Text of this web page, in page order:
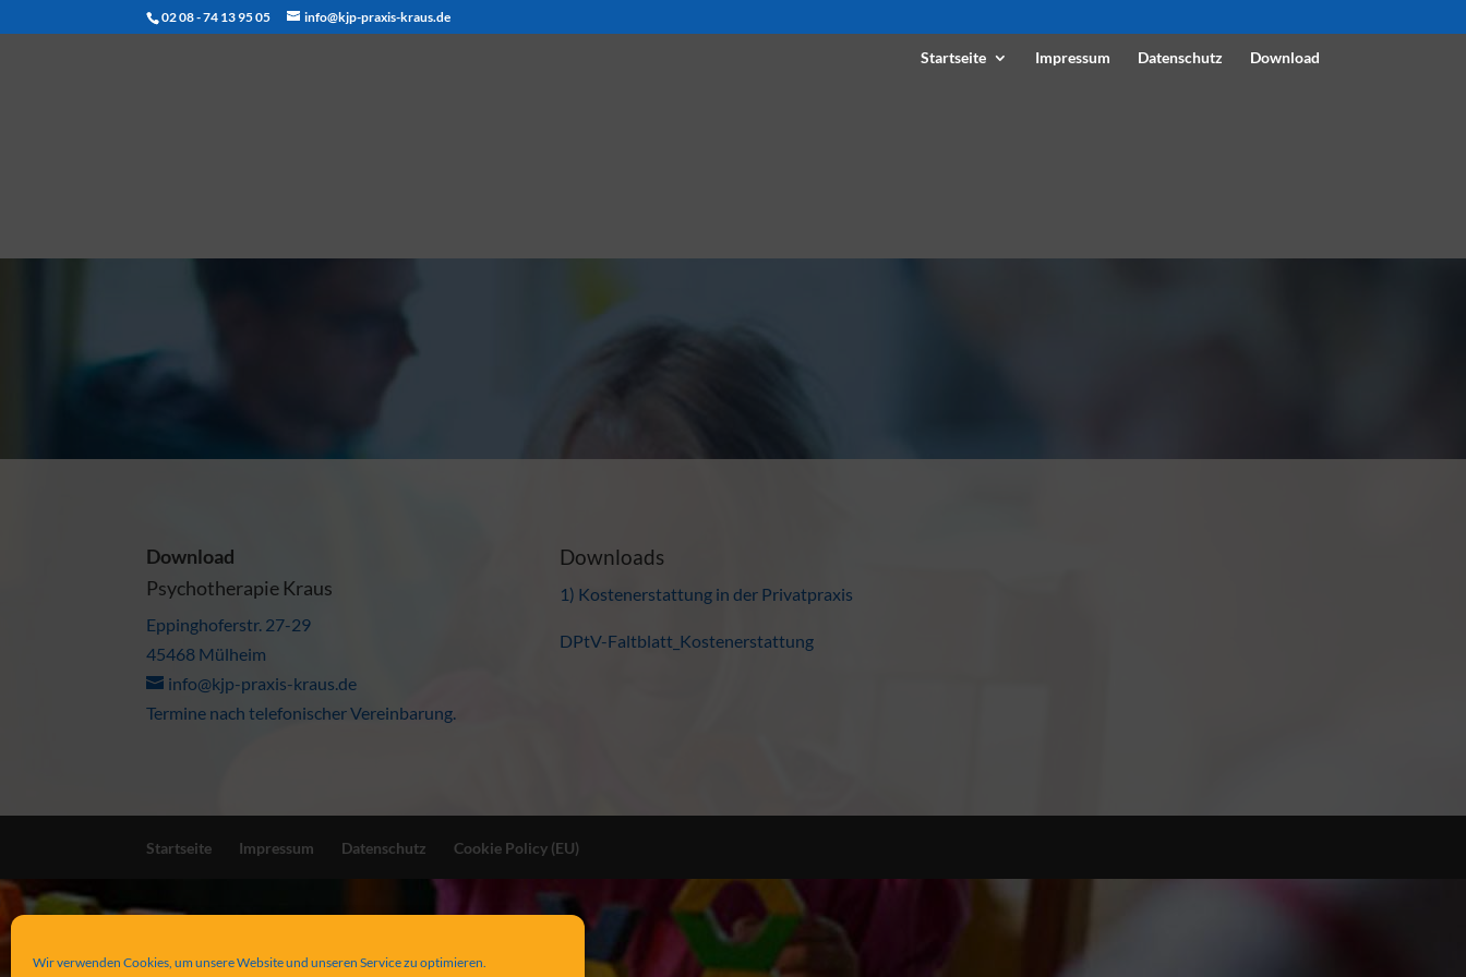
Wir verwenden Cookies, um unsere Website und unseren Service zu optimieren.
02 08 - 74 13 95 05 info@kjp-praxis-kraus.de
Startseite Impressum Datenschutz Download
Download
Psychotherapie Kraus
Eppinghoferstr. 27-29
45468 Mülheim
info@kjp-praxis-kraus.de
Termine nach telefonischer Vereinbarung.
Downloads
1) Kostenerstattung in der Privatpraxis
DPtV-Faltblatt_Kostenerstattung
Startseite Impressum Datenschutz Cookie Policy (EU)